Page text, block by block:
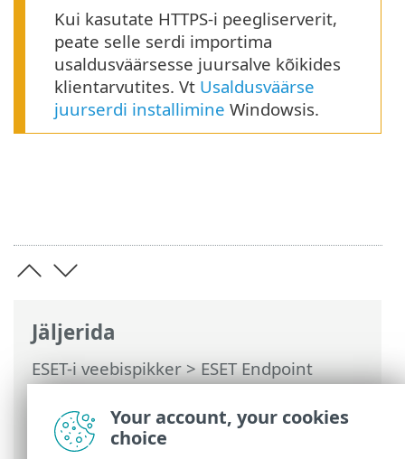
Jäljerida
ESET-i veebispikker>ESET Endpoint
Antivirus>Täpsem häälestus>
Uuendused>Uuenduspeegel> HTTP-
server ja SSL peegli jaoks
Kui kasutate HTTPS-i peegliserverit,
peate selle serdi importima
usaldusväärsesse juursalve kõikides
klientarvutites. Vt Usaldusväärse
juurserdi installimine Windowsis.
Your account, your cookies
choice